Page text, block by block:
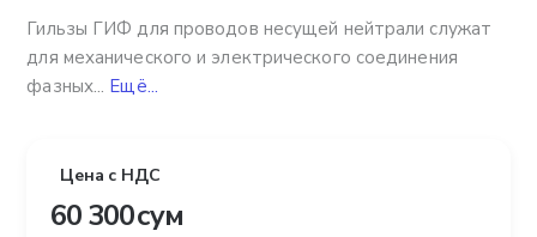
Гильзы ГИФ для проводов несущей нейтрали служат
для механического и электрического соединения
фазных... Ещё...
Цена с НДС
60 300 сум